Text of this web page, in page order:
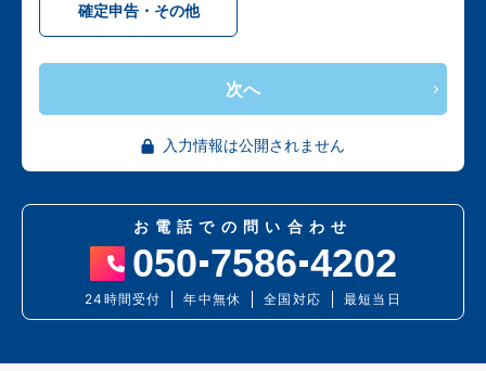
確定申告・その他
次へ
入力情報は公開されません
お電話での問い合わせ
050 7586 4202
24時間受付 年中無休 全国対応 最短当日